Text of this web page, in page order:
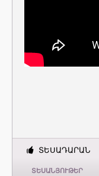
ՏԵՍԱԴԱՐԱՆ
ՏԵՍԱՆՅՈՒԹԵՐ